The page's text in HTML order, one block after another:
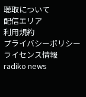
聴取について
配信エリア
利用規約
プライバシーポリシー
ライセンス情報
radiko news